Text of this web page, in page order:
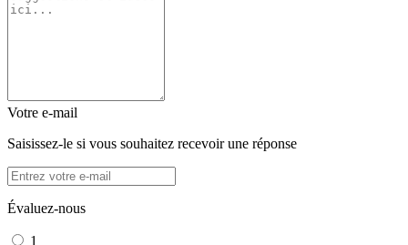
Votre e-mail
Saisissez-le si vous souhaitez recevoir une réponse
Évaluez-nous
1